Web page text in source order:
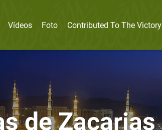
Vídeos Foto Contributed To The Victory
de